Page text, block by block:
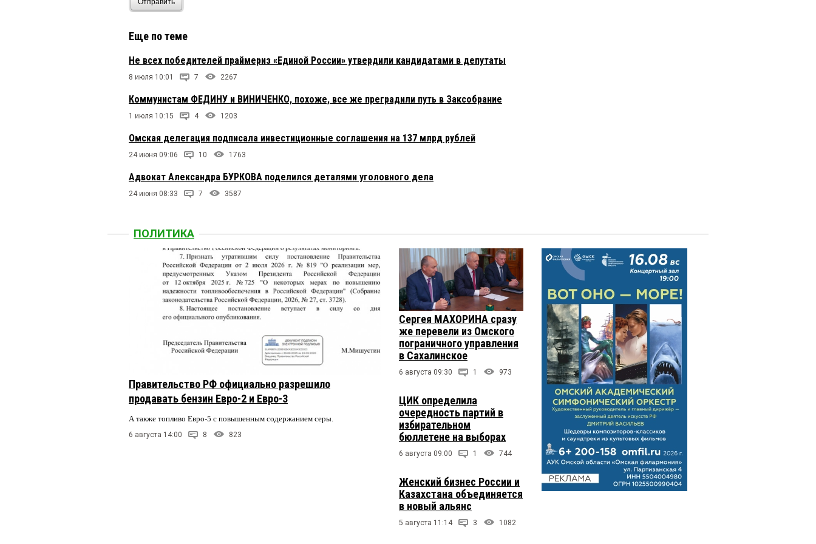
Еще по теме
Не всех победителей праймериз «Единой России» утвердили кандидатами в депутаты
8 июля 10:01 7 2267
Коммунистам ФЕДИНУ и ВИНИЧЕНКО, похоже, все же преградили путь в Заксобрание
1 июля 10:15 4 1203
Омская делегация подписала инвестиционные соглашения на 137 млрд рублей
24 июня 09:06 10 1763
Адвокат Александра БУРКОВА поделился деталями уголовного дела
24 июня 08:33 7 3587
ПОЛИТИКА
Правительство РФ официально разрешило
продавать бензин Евро-2 и Евро-3
А также топливо Евро-5 с повышенным содержанием серы.
6 августа 14:00 8 823
Сергея МАХОРИНА сразу
же перевели из Омского
пограничного управления
в Сахалинское
6 августа 09:30 1 973
ЦИК определила
очередность партий в
избирательном
бюллетене на выборах
6 августа 09:00 1 744
Женский бизнес России и
Казахстана объединяется
в новый альянс
5 августа 11:14 3 1082